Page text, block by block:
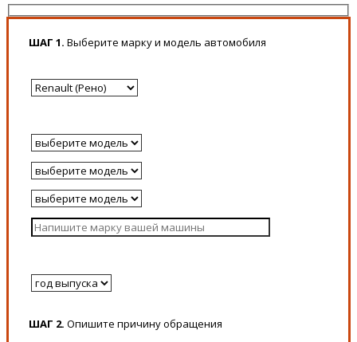
ШАГ 1. Выберите марку и модель автомобиля
ШАГ 2. Опишите причину обращения